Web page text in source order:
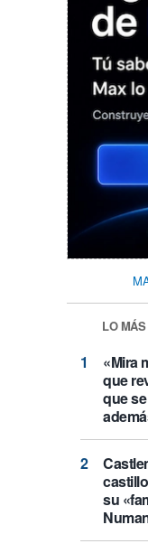
LO
«Mira
que
que
su